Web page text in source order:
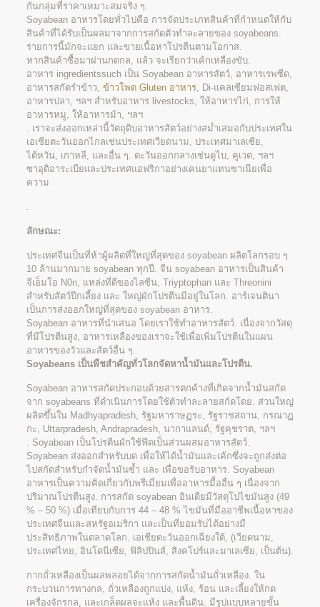
กันกลุ่มที่ราคาเหมาะสมจริง ๆ.
Soyabean อาหารโดยทั่วไปคือ การจัดประเภทสินค้าที่กำหนดให้กับ
สินค้าที่ได้รับเป็นผลมาจากการสกัดตัวทำละลายของ soyabeans.
รายการนี้มักจะแยก และขายเนื้อหาโปรตีนตามโอกาส.
หากสินค้าซื้อมาผ่านกดกล, แล้ว จะเรียกว่าเค้กเหลืองขับ.
อาหาร ingredientssuch เป็น Soyabean อาหารสัตว์, อาหารเรพซีด,
อาหารสกัดรำข้าว, ข้าวโพด Gluten อาหาร, Di-แคลเซียมฟอสเฟต,
อาหารปลา, ฯลฯ สำหรับอาหาร livestocks, ให้อาหารไก่, การให้
อาหารหมู, ให้อาหารม้า, ฯลฯ
. เราจะส่งออกเหล่านี้วัตถุดิบอาหารสัตว์อย่างสม่ำเสมอกับประเทศใน
เอเชียตะวันออกไกลเช่นประเทศเวียดนาม, ประเทศมาเลเซีย,
ไต้หวัน, เกาหลี, และอื่น ๆ. ตะวันออกกลางเช่นดูไบ, คูเวต, ฯลฯ
ซาอุดิอาระเบียและประเทศแอฟริกาอย่างเคนยาแทนซาเนียเพื่อ
ความ
.
ลักษณะ:
ประเทศจีนเป็นที่ห้าผู้ผลิตที่ใหญ่ที่สุดของ soyabean ผลิตโลกรอบ ๆ
10 ล้านมากมาย soyabean ทุกปี. จีน soyabean อาหารเป็นสินค้า
จีเอ็มโอ N0n, แหล่งที่ดีของไลซีน, Triyptophan และ Threonini
สำหรับสัตว์ปีกเลี้ยง และ ใหญ่ผักโปรตีนมีอยู่ในโลก. อาร์เจนตินา
เป็นการส่งออกใหญ่ที่สุดของ soyabean อาหาร.
Soyabean อาหารที่นำเสนอ โดยเราใช้ทำอาหารสัตว์. เนื่องจากวัสดุ
ที่มีโปรตีนสูง, อาหารเหลืองของเราจะใช้เพื่อเพิ่มโปรตีนในแผน
อาหารของวัวและสัตว์อื่น ๆ.
Soyabeans เป็นพืชสำคัญทั่วโลกจัดหาน้ำมันและโปรตีน.
Soyabean อาหารสกัดประกอบด้วยสารตกค้างที่เกิดจากน้ำมันสกัด
จาก soyabeans ที่ดำเนินการโดยใช้ตัวทำละลายสกัดโดย. ส่วนใหญ่
ผลิตขึ้นใน Madhyapradesh, รัฐมหาราษฏระ, รัฐราชสถาน, กรณาฏ
กะ, Uttarpradesh, Andrapradesh, นากาแลนด์, รัฐคุชราต, ฯลฯ
. Soyabean เป็นโปรตีนผักใช้ฟีดเป็นส่วนผสมอาหารสัตว์.
Soyabean ส่งออกสำหรับบด เพื่อให้ได้น้ำมันและเค้กซึ่งจะถูกส่งต่อ
ไปสกัดสำหรับกำจัดน้ำมันซ้ำ และ เพื่อขอรับอาหาร. Soyabean
อาหารเป็นความคิดเกี่ยวกับพรีเมี่ยมเพื่ออาหารมื้ออื่น ๆ เนื่องจาก
ปริมาณโปรตีนสูง. การสกัด soyabean อินเดียมีวัสดุโปไขมันสูง (49
% – 50 %) เมื่อเทียบกับการ 44 – 48 % ไขมันที่มืออาชีพเนื้อหาของ
ประเทศจีนและสหรัฐอเมริกา และเป็นที่ยอมรับได้อย่างมี
ประสิทธิภาพในตลาดโลก. เอเชียตะวันออกเฉียงใต้, (เวียดนาม,
ประเทศไทย, อินโดนีเซีย, ฟิลิปปินส์, สิงคโปร์และมาเลเซีย, เป็นต้น).
กากถั่วเหลืองเป็นผลพลอยได้จากการสกัดน้ำมันถั่วเหลือง. ใน
กระบวนการทางกล, ถั่วเหลืองถูกแบ่ง, แห้ง, ร้อน และเลี้ยงให้กด
เครื่องจักรกล, และเกล็ดผลจะแห้ง และพื้นดิน. มีรูปแบบหลายขั้น